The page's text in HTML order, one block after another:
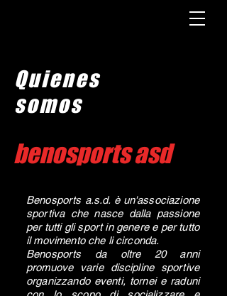
Quienes
somos
benosports asd
Benosports a.s.d. è un'associazione
sportiva che nasce dalla passione
per tutti gli sport in genere e per tutto
il movimento che li circonda.
Benosports da oltre 20 anni
promuove varie discipline sportive
organizzando eventi, tornei e raduni